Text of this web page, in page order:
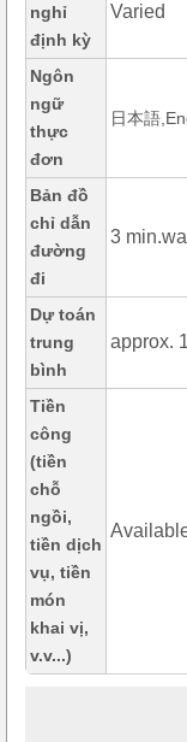
nghỉ
định kỳ
Varied
Ngôn
ngữ
thực
đơn
日本語
Bản đồ
chỉ dẫn
đường
đi
3
Dự toán
trung
bình
approx.
Tiền
công
(tiền
chỗ
ngồi,
tiền dịch
vụ, tiền
món
khai vị,
v.v...)